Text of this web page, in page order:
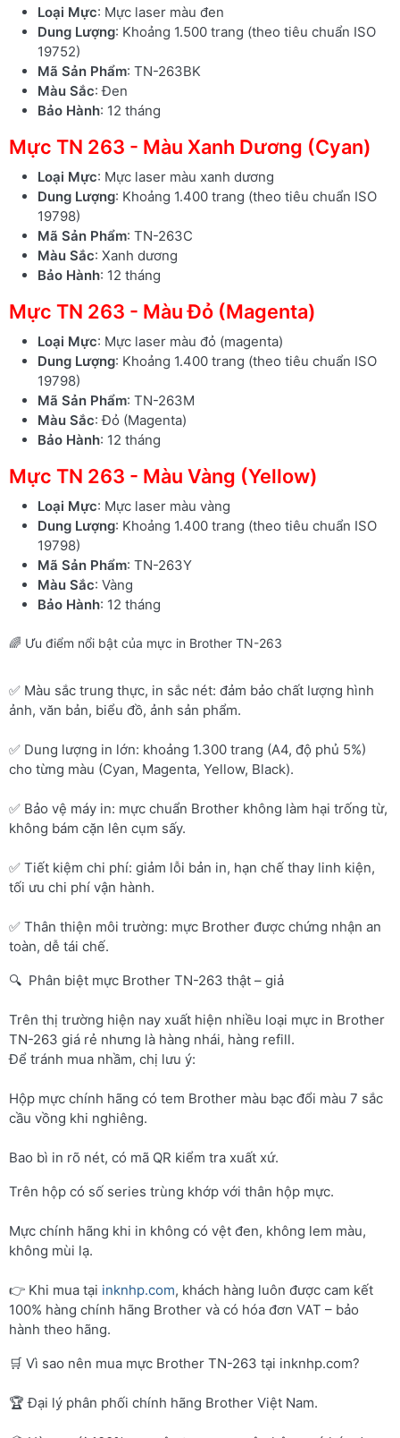
Loại Mực: Mực laser màu đen
Dung Lượng: Khoảng 1.500 trang (theo tiêu chuẩn ISO
19752)
Mã Sản Phẩm: TN-263BK
Màu Sắc: Đen
Bảo Hành: 12 tháng
Mực TN 263 - Màu Xanh Dương (Cyan)
Loại Mực: Mực laser màu xanh dương
Dung Lượng: Khoảng 1.400 trang (theo tiêu chuẩn ISO
19798)
Mã Sản Phẩm: TN-263C
Màu Sắc: Xanh dương
Bảo Hành: 12 tháng
Mực TN 263 - Màu Đỏ (Magenta)
Loại Mực: Mực laser màu đỏ (magenta)
Dung Lượng: Khoảng 1.400 trang (theo tiêu chuẩn ISO
19798)
Mã Sản Phẩm: TN-263M
Màu Sắc: Đỏ (Magenta)
Bảo Hành: 12 tháng
Mực TN 263 - Màu Vàng (Yellow)
Loại Mực: Mực laser màu vàng
Dung Lượng: Khoảng 1.400 trang (theo tiêu chuẩn ISO
19798)
Mã Sản Phẩm: TN-263Y
Màu Sắc: Vàng
Bảo Hành: 12 tháng
🌈 Ưu điểm nổi bật của mực in Brother TN-263
✅ Màu sắc trung thực, in sắc nét: đảm bảo chất lượng hình
ảnh, văn bản, biểu đồ, ảnh sản phẩm.
✅ Dung lượng in lớn: khoảng 1.300 trang (A4, độ phủ 5%)
cho từng màu (Cyan, Magenta, Yellow, Black).
✅ Bảo vệ máy in: mực chuẩn Brother không làm hại trống từ,
không bám cặn lên cụm sấy.
✅ Tiết kiệm chi phí: giảm lỗi bản in, hạn chế thay linh kiện,
tối ưu chi phí vận hành.
✅ Thân thiện môi trường: mực Brother được chứng nhận an
toàn, dễ tái chế.
🔍 Phân biệt mực Brother TN-263 thật – giả
Trên thị trường hiện nay xuất hiện nhiều loại mực in Brother
TN-263 giá rẻ nhưng là hàng nhái, hàng refill.
Để tránh mua nhầm, chị lưu ý:
Hộp mực chính hãng có tem Brother màu bạc đổi màu 7 sắc
cầu vồng khi nghiêng.
Bao bì in rõ nét, có mã QR kiểm tra xuất xứ.
Trên hộp có số series trùng khớp với thân hộp mực.
Mực chính hãng khi in không có vệt đen, không lem màu,
không mùi lạ.
👉 Khi mua tại inknhp.com, khách hàng luôn được cam kết
100% hàng chính hãng Brother và có hóa đơn VAT – bảo
hành theo hãng.
🛒 Vì sao nên mua mực Brother TN-263 tại inknhp.com?
🏆 Đại lý phân phối chính hãng Brother Việt Nam.